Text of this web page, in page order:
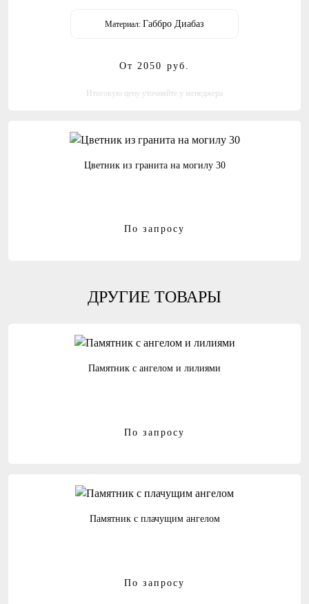
Материал: Габбро Диабаз
От 2050 руб.
Итоговую цену уточняйте у менеджера
Цветник из гранита на могилу 30
По запросу
ДРУГИЕ ТОВАРЫ
Памятник с ангелом и лилиями
По запросу
Памятник с плачущим ангелом
По запросу